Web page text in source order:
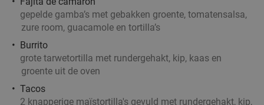
gepelde gamba’s met gebakken groente, tomatensalsa,
zure room, guacamole en tortilla’s
Burrito
grote tarwetortilla met rundergehakt, kip, kaas en
groente uit de oven
Tacos
2 knapperige maïstortilla's gevuld met rundergehakt, kip,